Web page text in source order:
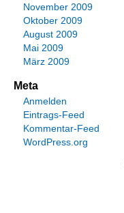
November 2009
Oktober 2009
August 2009
Mai 2009
März 2009
Meta
Anmelden
Eintrags-Feed
Kommentar-Feed
WordPress.org